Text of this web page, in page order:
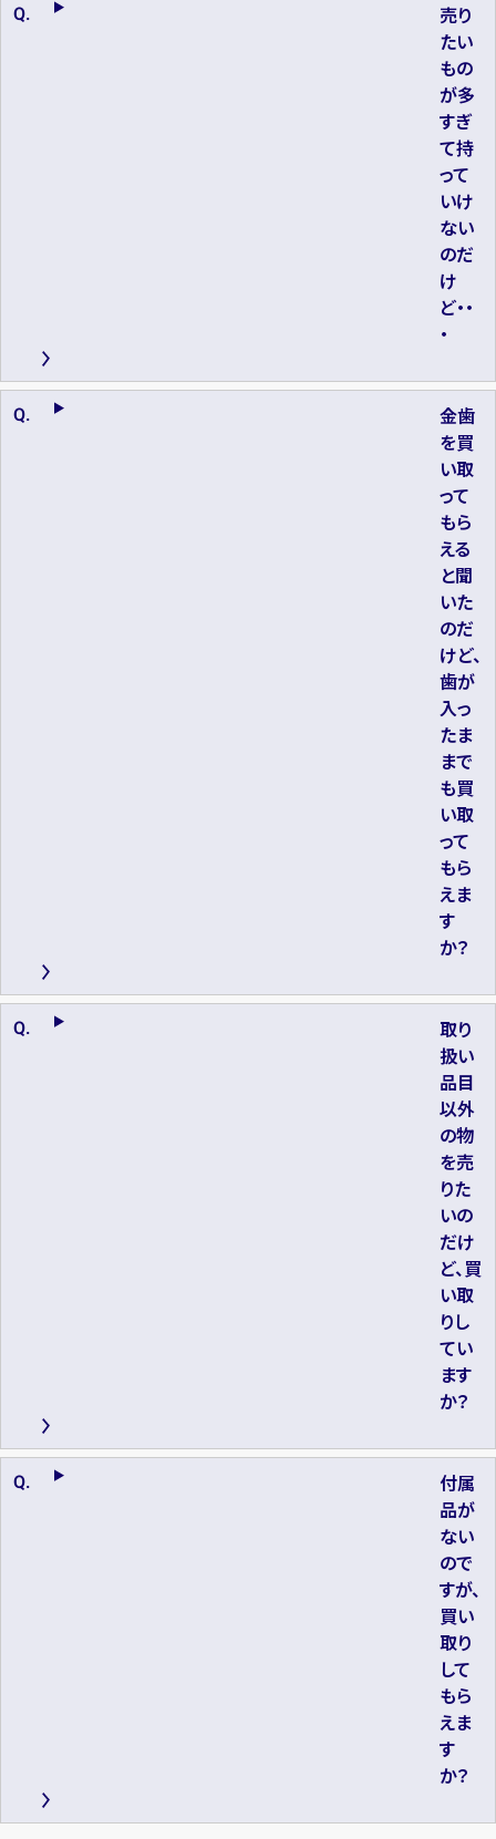
売り
たい
もの
が多
すぎ
て持
って
いけ
ない
のだ
け
ど・・
・
金歯
を買
い取
って
もら
える
と聞
いた
のだ
けど、
歯が
入っ
たま
まで
も買
い取
って
もら
えま
す
か？
取り
扱い
品目
以外
の物
を売
りた
いの
だけ
ど、買
い取
りし
てい
ます
か？
付属
品が
ない
ので
すが、
買い
取り
して
もら
えま
す
か？